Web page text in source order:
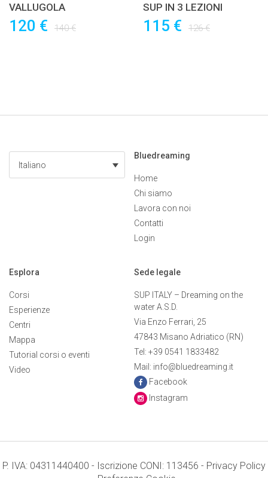
VALLUGOLA
120 € 140 €
SUP IN 3 LEZIONI
115 € 126 €
Italiano
Bluedreaming
Home
Chi siamo
Lavora con noi
Contatti
Login
Esplora
Corsi
Esperienze
Centri
Mappa
Tutorial corsi o eventi
Video
Sede legale
SUP ITALY – Dreaming on the
water A.S.D.
Via Enzo Ferrari, 25
47843 Misano Adriatico (RN)
Tel: +39 0541 1833482
Mail: info@bluedreaming.it
Facebook
Instagram
P. IVA: 04311440400 - Iscrizione CONI: 113456 - Privacy Policy